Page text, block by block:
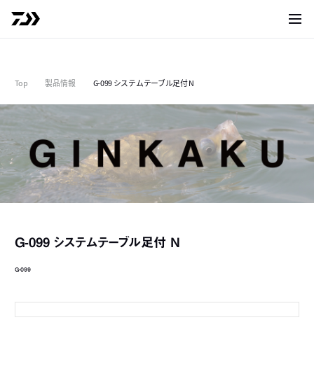
サイ
Top 製品情報 G-099 システムテーブル足付 N
G-099 システムテーブル足付 N
G-099